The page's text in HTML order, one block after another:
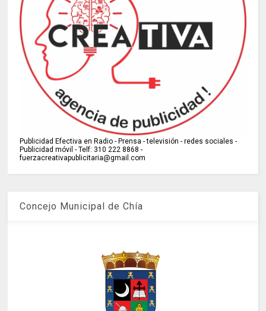
Publicidad Efectiva en Radio - Prensa - televisión - redes sociales -
Publicidad móvil - Telf: 310 222 8868 -
fuerzacreativapublicitaria@gmail.com
Concejo Municipal de Chía